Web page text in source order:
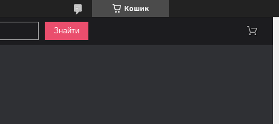
Кошик
Знайти